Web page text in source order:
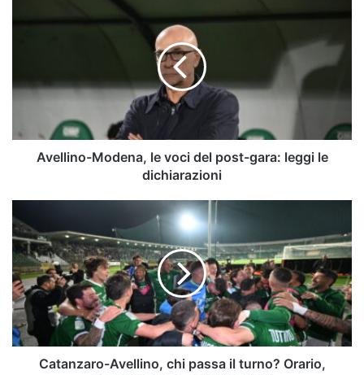
Modena,
post-
le
dichiarazioni
Avellino-Modena, le voci del post-gara: leggi le
dichiarazioni
Avellino,
chi
passa
il
turno?
Orario,
regolamento
e
combinazioni
Catanzaro-Avellino, chi passa il turno? Orario,